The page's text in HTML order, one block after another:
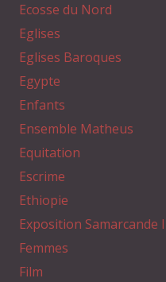
Ecosse du Nord
Eglises
Eglises Baroques
Egypte
Enfants
Ensemble Matheus
Equitation
Escrime
Ethiopie
Exposition Samarcande
Femmes
Film